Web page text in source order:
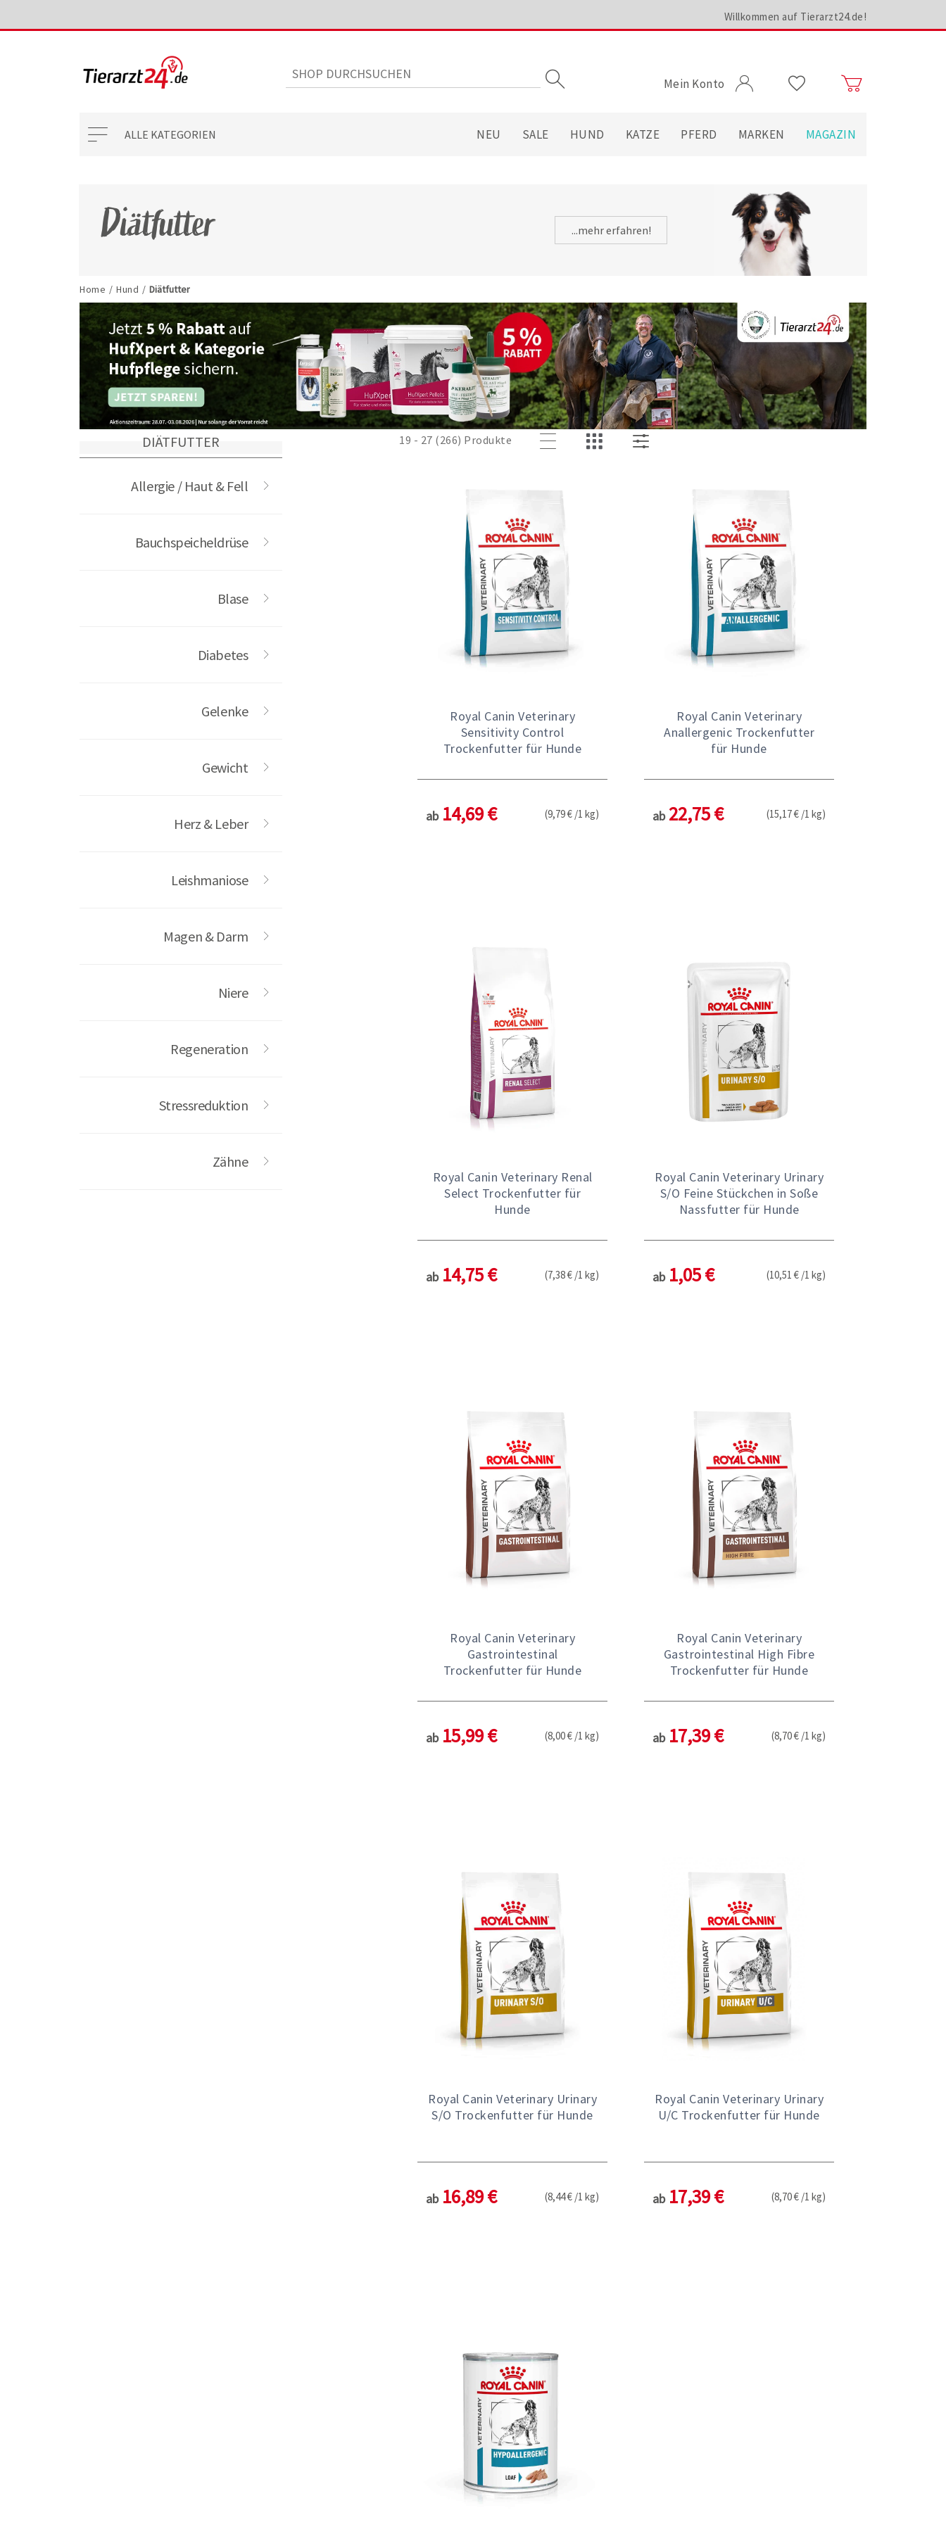
Willkommen auf Tierarzt24.de!
Mein Konto
ALLE KATEGORIEN NEU SALE HUND KATZE PFERD MARKEN MAGAZIN
Home / Hund / Diätfutter
DIÄTFUTTER
Allergie / Haut & Fell
Bauchspeicheldrüse
Blase
Diabetes
Gelenke
Gewicht
Herz & Leber
Leishmaniose
Magen & Darm
Niere
Regeneration
Stressreduktion
Zähne
Diätfutter ...mehr erfahren!
19 - 27 (266) Produkte
Royal Canin Veterinary
Sensitivity Control
Trockenfutter für Hunde
ab 14,69 € (9,79 € /1 kg)
Royal Canin Veterinary
Anallergenic Trockenfutter
für Hunde
ab 22,75 € (15,17 € /1 kg)
Royal Canin Veterinary Renal
Select Trockenfutter für
Hunde
ab 14,75 € (7,38 € /1 kg)
Royal Canin Veterinary Urinary
S/O Feine Stückchen in Soße
Nassfutter für Hunde
ab 1,05 € (10,51 € /1 kg)
Royal Canin Veterinary
Gastrointestinal
Trockenfutter für Hunde
ab 15,99 € (8,00 € /1 kg)
Royal Canin Veterinary
Gastrointestinal High Fibre
Trockenfutter für Hunde
ab 17,39 € (8,70 € /1 kg)
Royal Canin Veterinary Urinary
S/O Trockenfutter für Hunde
ab 16,89 € (8,44 € /1 kg)
Royal Canin Veterinary Urinary
U/C Trockenfutter für Hunde
ab 17,39 € (8,70 € /1 kg)